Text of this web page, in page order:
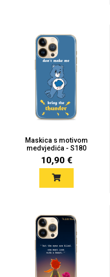
Maskica s motivom
medvjedića - S180
10,90 €